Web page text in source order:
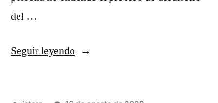
del …
Seguir leyendo«camiseta